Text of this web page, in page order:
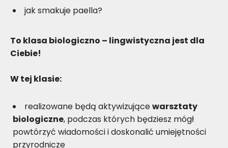
jak smakuje paella?
To klasa biologiczno – lingwistyczna jest dla
Ciebie!
W tej klasie:
realizowane będą aktywizującewarsztaty
biologiczne, podczas których będziesz mógł
powtórzyć wiadomości i doskonalić umiejętności
przyrodnicze